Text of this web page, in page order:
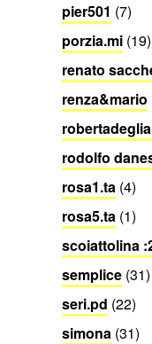
pier501 (7)
porzia.mi (19)
renato
renza&mario
rodolfo
rosa1.ta (4)
rosa5.ta (1)
scoiattolina
semplice (31)
seri.pd (22)
simona (31)